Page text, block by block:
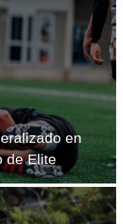
en
de Elite